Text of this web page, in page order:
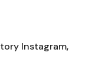
Instagram,